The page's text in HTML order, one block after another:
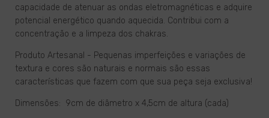
capacidade de atenuar as ondas eletromagnéticas e adquire
potencial energético quando aquecida. Contribui com a
concentração e a limpeza dos chakras.
Produto Artesanal - Pequenas imperfeições e variações de
textura e cores são naturais e normais são essas
características que fazem com que sua peça seja exclusiva!
Dimensões: 9cm de diâmetro x 4,5cm de altura (cada)